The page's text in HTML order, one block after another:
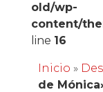
old/wp-
content/
line 16
Inicio »
de